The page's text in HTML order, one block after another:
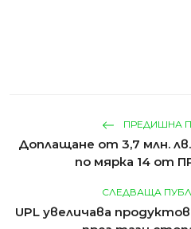
ПРЕДИШНА
Доплащане от 3,7 млн.
по мярка 14 от
СЛЕДВАЩА
UPL увеличава